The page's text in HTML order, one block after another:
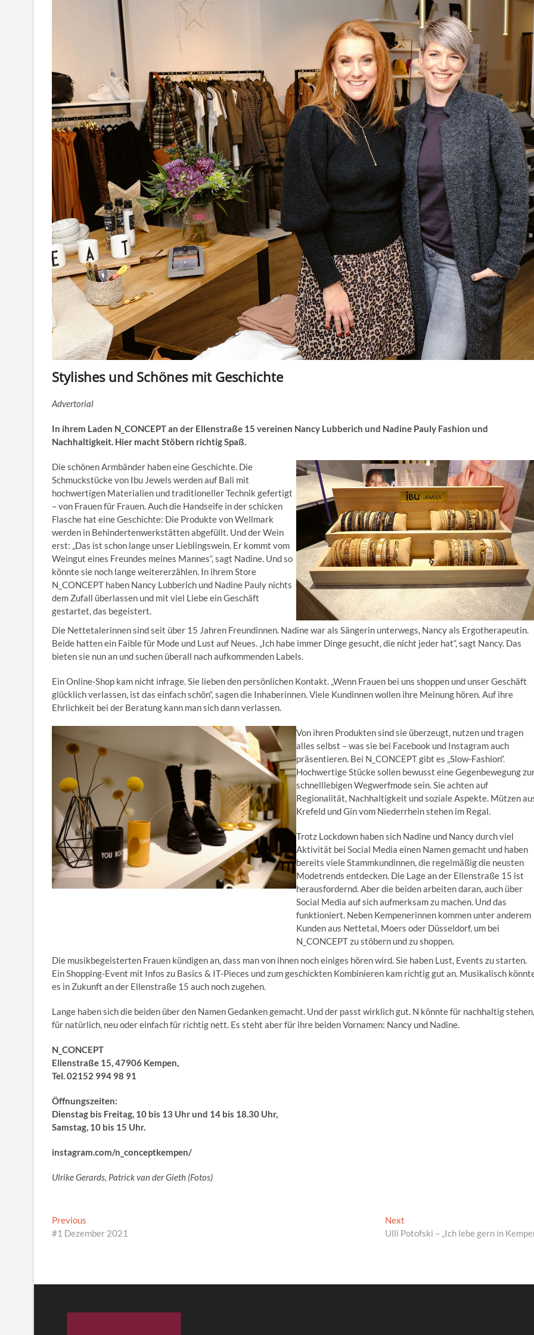
Stylishes und Schönes mit Geschichte
Advertorial
In ihrem Laden N_CONCEPT an der Ellenstraße 15 vereinen Nancy Lubberich und Nadine Pauly Fashion und
Nachhaltigkeit. Hier macht Stöbern richtig Spaß.
Die schönen Armbänder haben eine Geschichte. Die
Schmuckstücke von Ibu Jewels werden auf Bali mit
hochwertigen Materialien und traditioneller Technik gefertigt
– von Frauen für Frauen. Auch die Handseife in der schicken
Flasche hat eine Geschichte: Die Produkte von Wellmark
werden in Behindertenwerkstätten abgefüllt. Und der Wein
erst: „Das ist schon lange unser Lieblingswein. Er kommt vom
Weingut eines Freundes meines Mannes“, sagt Nadine. Und so
könnte sie noch lange weitererzählen. In ihrem Store
N_CONCEPT haben Nancy Lubberich und Nadine Pauly nichts
dem Zufall überlassen und mit viel Liebe ein Geschäft
gestartet, das begeistert.
Die Nettetalerinnen sind seit über 15 Jahren Freundinnen. Nadine war als Sängerin unterwegs, Nancy als Ergotherapeutin.
Beide hatten ein Faible für Mode und Lust auf Neues. „Ich habe immer Dinge gesucht, die nicht jeder hat“, sagt Nancy. Das
bieten sie nun an und suchen überall nach aufkommenden Labels.
Ein Online-Shop kam nicht infrage. Sie lieben den persönlichen Kontakt. „Wenn Frauen bei uns shoppen und unser Geschäft
glücklich verlassen, ist das einfach schön“, sagen die Inhaberinnen. Viele Kundinnen wollen ihre Meinung hören. Auf ihre
Ehrlichkeit bei der Beratung kann man sich dann verlassen.
Von ihren Produkten sind sie überzeugt, nutzen und tragen
alles selbst – was sie bei Facebook und Instagram auch
präsentieren. Bei N_CONCEPT gibt es „Slow-Fashion“.
Hochwertige Stücke sollen bewusst eine Gegenbewegung
schnelllebigen Wegwerfmode sein. Sie achten auf
Regionalität, Nachhaltigkeit und soziale Aspekte. Mützen
Krefeld und Gin vom Niederrhein stehen im Regal.
Trotz Lockdown haben sich Nadine und Nancy durch viel
Aktivität bei Social Media einen Namen gemacht und haben
bereits viele Stammkundinnen, die regelmäßig die neusten
Modetrends entdecken. Die Lage an der Ellenstraße 15 ist
herausfordernd. Aber die beiden arbeiten daran, auch über
Social Media auf sich aufmerksam zu machen. Und das
funktioniert. Neben Kempenerinnen kommen unter anderem
Kunden aus Nettetal, Moers oder Düsseldorf, um bei
N_CONCEPT zu stöbern und zu shoppen.
Die musikbegeisterten Frauen kündigen an, dass man von ihnen noch einiges hören wird. Sie haben Lust, Events zu starten.
Ein Shopping-Event mit Infos zu Basics & IT-Pieces und zum geschickten Kombinieren kam richtig gut an. Musikalisch
es in Zukunft an der Ellenstraße 15 auch noch zugehen.
Lange haben sich die beiden über den Namen Gedanken gemacht. Und der passt wirklich gut. N könnte für nachhaltig stehen,
für natürlich, neu oder einfach für richtig nett. Es steht aber für ihre beiden Vornamen: Nancy und Nadine.
N_CONCEPT
Ellenstraße 15, 47906 Kempen,
Tel. 02152 994 98 91
Öffnungszeiten:
Dienstag bis Freitag, 10 bis 13 Uhr und 14 bis 18.30 Uhr,
Samstag, 10 bis 15 Uhr.
instagram.com/n_conceptkempen/
Ulrike Gerards, Patrick van der Gieth (Fotos)
Beitragsnavigation
Previous
post:
#1 Dezember 2021
Next
post:
Ulli Potofski – „Ich lebe gern in